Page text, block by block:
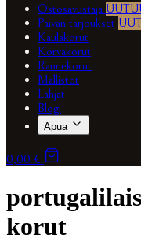
Ostosavustaja
Päivän tarjoukset
Kaulakorut
Korvakorut
Rannekorut
Mallistot
Lahjat
Blogi
Apua
0,00 €
korut